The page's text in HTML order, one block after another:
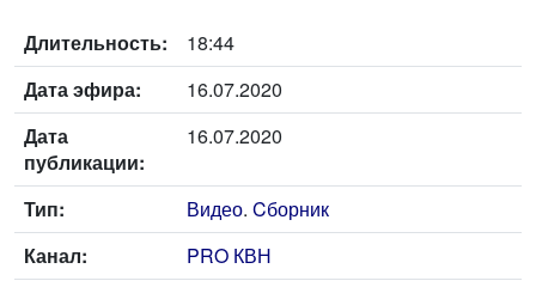
Длительность:
18:44
Дата эфира:
16.07.2020
Дата
публикации:
16.07.2020
Тип: Видео. Cборник
Канал:
PRO КВН